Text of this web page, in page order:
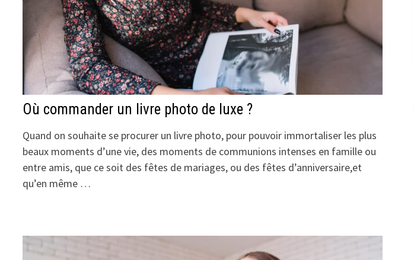
Où commander un livre photo de luxe ?
Quand on souhaite se procurer un livre photo, pour pouvoir immortaliser les plus
beaux moments d’une vie, des moments de communions intenses en famille ou
entre amis, que ce soit des fêtes de mariages, ou des fêtes d’anniversaire,et
qu’en même …